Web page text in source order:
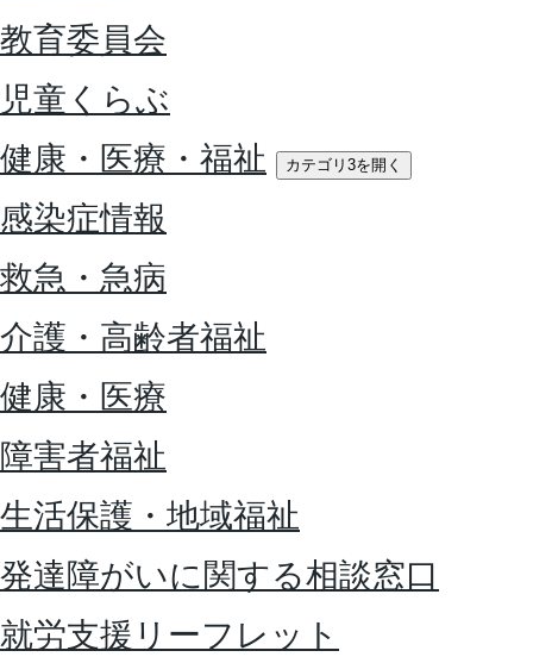
教育委員会
児童くらぶ
健康・医療・福祉
カテゴリ3を開く
感染症情報
救急・急病
介護・高齢者福祉
健康・医療
障害者福祉
生活保護・地域福祉
発達障がいに関する相談窓口
就労支援リーフレット